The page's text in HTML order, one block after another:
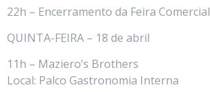
22h – Encerramento da Feira Comercial
QUINTA-FEIRA – 18 de abril
11h – Maziero’s Brothers
Local: Palco Gastronomia Interna